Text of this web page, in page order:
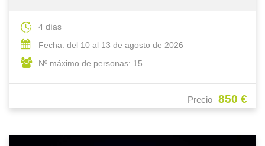
Precio 850 €
4 días
Fecha: del 10 al 13 de agosto de 2026
Nº máximo de personas: 15